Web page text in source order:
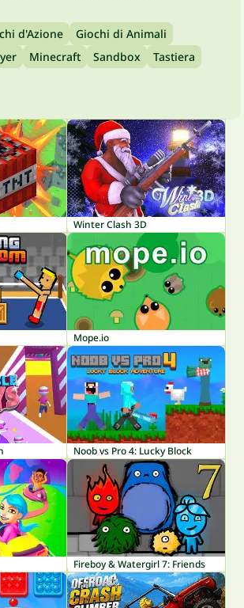
d'Azione
Giochi di Animali
Minecraft Sandbox
Tastiera
Winter Clash 3D
Mope.io
Noob vs Pro 4: Lucky Block
Fireboy & Watergirl 7: Friends